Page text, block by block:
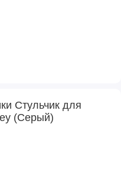
Стульчик для
(Серый)